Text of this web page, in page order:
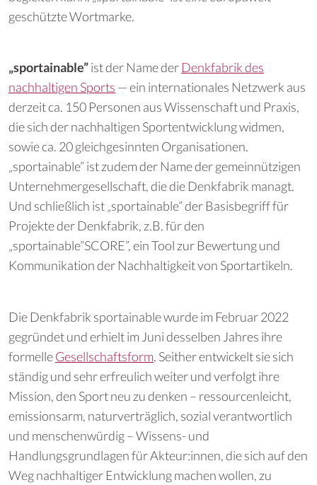
geschützte Wortmarke.
„sportainable”ist der Name derDenkfabrik des
nachhaltigen Sports — ein internationales Netzwerk aus
derzeit ca. 150 Personen aus Wissenschaft und Praxis,
die sich der nachhaltigen Sportentwicklung widmen,
sowie ca. 20 gleichgesinnten Organisationen.
„sportainable” ist zudem der Name der gemeinnützigen
Unternehmergesellschaft, die die Denkfabrik managt.
Und schließlich ist „sportainable” der Basisbegriff für
Projekte der Denkfabrik, z.B. für den
„sportainable”SCORE”, ein Tool zur Bewertung und
Kommunikation der Nachhaltigkeit von Sportartikeln.
Die Denkfabrik sportainable wurde im Februar 2022
gegründet und erhielt im Juni desselben Jahres ihre
formelleGesellschaftsform. Seither entwickelt sie sich
ständig und sehr erfreulich weiter und verfolgt ihre
Mission, den Sport neu zu denken – ressourcenleicht,
emissionsarm, naturverträglich, sozial verantwortlich
und menschenwürdig – Wissens- und
Handlungsgrundlagen für Akteur:innen, die sich auf den
Weg nachhaltiger Entwicklung machen wollen, zu